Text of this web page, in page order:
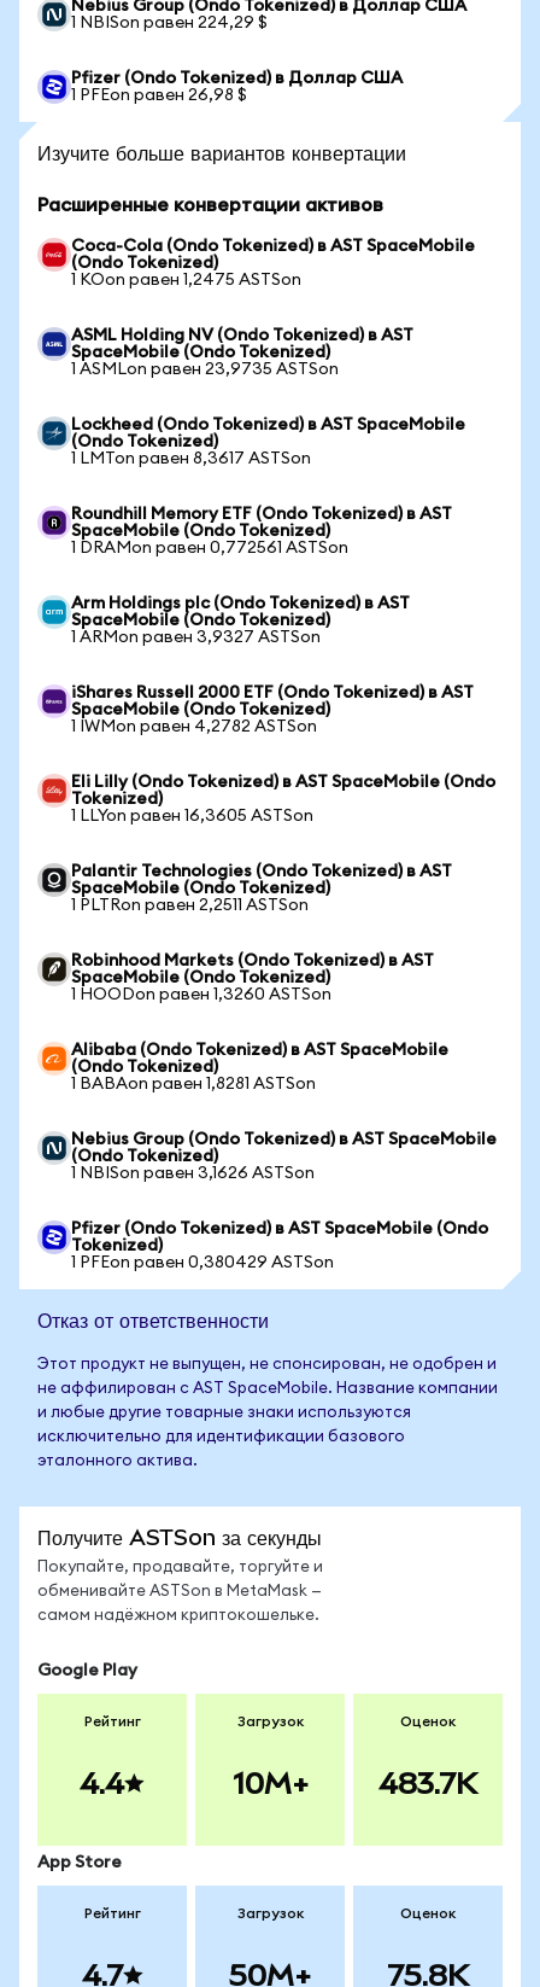
Nebius Group (Ondo Tokenized) в Доллар США
1 NBISon равен 224,29 $
Pfizer (Ondo Tokenized) в Доллар США
1 PFEon равен 26,98 $
Изучите больше вариантов конвертации
Расширенные конвертации активов
Coca-Cola (Ondo Tokenized) в AST SpaceMobile
(Ondo Tokenized)
1 KOon равен 1,2475 ASTSon
ASML Holding NV (Ondo Tokenized) в AST
SpaceMobile (Ondo Tokenized)
1 ASMLon равен 23,9735 ASTSon
Lockheed (Ondo Tokenized) в AST SpaceMobile
(Ondo Tokenized)
1 LMTon равен 8,3617 ASTSon
Roundhill Memory ETF (Ondo Tokenized) в AST
SpaceMobile (Ondo Tokenized)
1 DRAMon равен 0,772561 ASTSon
Arm Holdings plc (Ondo Tokenized) в AST
SpaceMobile (Ondo Tokenized)
1 ARMon равен 3,9327 ASTSon
iShares Russell 2000 ETF (Ondo Tokenized) в AST
SpaceMobile (Ondo Tokenized)
1 IWMon равен 4,2782 ASTSon
Eli Lilly (Ondo Tokenized) в AST SpaceMobile (Ondo
Tokenized)
1 LLYon равен 16,3605 ASTSon
Palantir Technologies (Ondo Tokenized) в AST
SpaceMobile (Ondo Tokenized)
1 PLTRon равен 2,2511 ASTSon
Robinhood Markets (Ondo Tokenized) в AST
SpaceMobile (Ondo Tokenized)
1 HOODon равен 1,3260 ASTSon
Alibaba (Ondo Tokenized) в AST SpaceMobile
(Ondo Tokenized)
1 BABAon равен 1,8281 ASTSon
Nebius Group (Ondo Tokenized) в AST SpaceMobile
(Ondo Tokenized)
1 NBISon равен 3,1626 ASTSon
Pfizer (Ondo Tokenized) в AST SpaceMobile (Ondo
Tokenized)
1 PFEon равен 0,380429 ASTSon
Отказ от ответственности
Этот продукт не выпущен, не спонсирован, не одобрен и
не аффилирован с AST SpaceMobile. Название компании
и любые другие товарные знаки используются
исключительно для идентификации базового
эталонного актива.
Получите ASTSon за секунды
Покупайте, продавайте, торгуйте и
обменивайте ASTSon в MetaMask —
самом надёжном криптокошельке.
Google Play
Рейтинг
4.4
Загрузок
10M+
Оценок
483.7K
App Store
Рейтинг
4.7
Загрузок
50M+
Оценок
75.8K